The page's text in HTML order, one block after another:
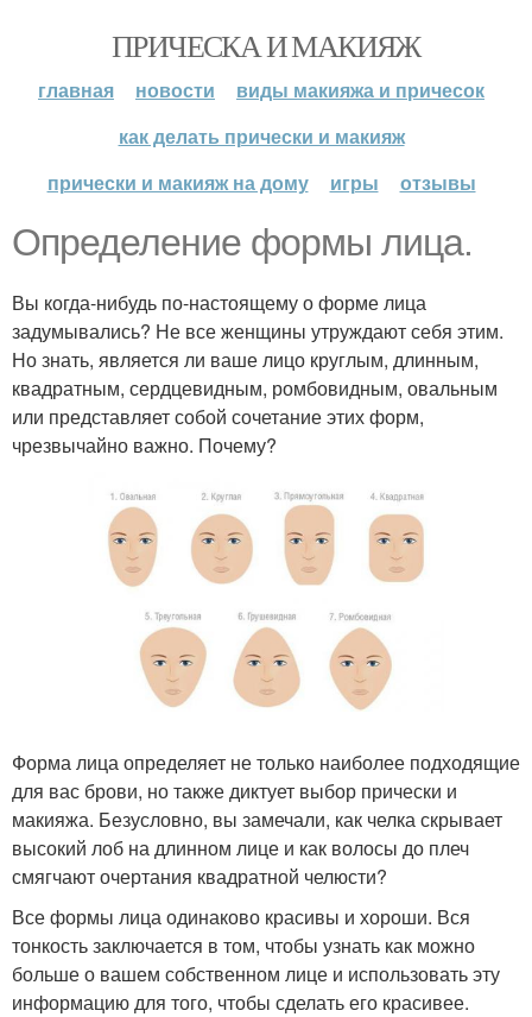
ПРИЧЕСКА И МАКИЯЖ
главная новости
виды макияжа и причесок
как делать прически и макияж
прически и макияж на дому
игры отзывы
Определение формы лица.
Вы когда-нибудь по-настоящему о форме лица
задумывались? Не все женщины утруждают себя этим.
Но знать, является ли ваше лицо круглым, длинным,
квадратным, сердцевидным, ромбовидным, овальным
или представляет собой сочетание этих форм,
чрезвычайно важно. Почему?
Форма лица определяет не только наиболее подходящие
для вас брови, но также диктует выбор прически и
макияжа. Безусловно, вы замечали, как челка скрывает
высокий лоб на длинном лице и как волосы до плеч
смягчают очертания квадратной челюсти?
Все формы лица одинаково красивы и хороши. Вся
тонкость заключается в том, чтобы узнать как можно
больше о вашем собственном лице и использовать эту
информацию для того, чтобы сделать его красивее.